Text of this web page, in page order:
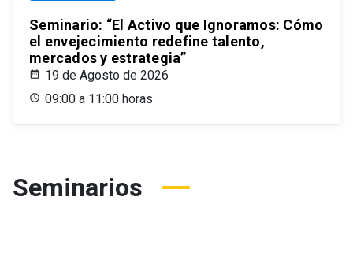
Seminario: “El Activo que Ignoramos: Cómo
el envejecimiento redefine talento,
mercados y estrategia”
19 de Agosto de 2026
09:00 a 11:00 horas
Seminarios